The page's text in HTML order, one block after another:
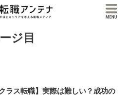
ジ目
クラス転職】実際は難しい？成功の